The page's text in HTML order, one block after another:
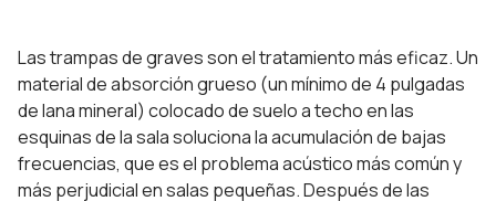
Las trampas de graves son el tratamiento más eficaz. Un
material de absorción grueso (un mínimo de 4 pulgadas
de lana mineral) colocado de suelo a techo en las
esquinas de la sala soluciona la acumulación de bajas
frecuencias, que es el problema acústico más común y
más perjudicial en salas pequeñas. Después de las